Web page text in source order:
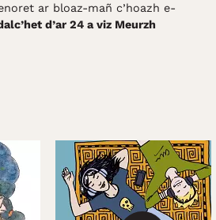
ar bloaz-mañ c’hoazh e-
d’ar 24 a viz Meurzh